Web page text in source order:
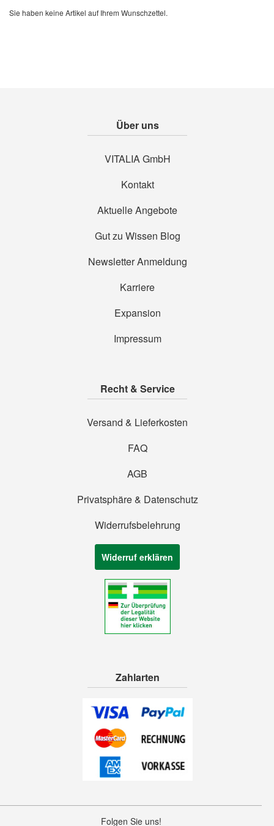
Sie haben keine Artikel auf Ihrem Wunschzettel.
Über uns
VITALIA GmbH
Kontakt
Aktuelle Angebote
Gut zu Wissen Blog
Newsletter Anmeldung
Karriere
Expansion
Impressum
Recht & Service
Versand & Lieferkosten
FAQ
AGB
Privatsphäre & Datenschutz
Widerrufsbelehrung
Widerruf erklären
Zahlarten
Folgen Sie uns!